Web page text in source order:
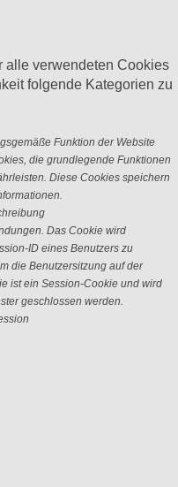
alle verwendeten Cookies
folgende Kategorien zu
Funktion der Website
die grundlegende Funktionen
Diese Cookies speichern
Das Cookie wird
ID eines Benutzers zu
die Benutzersitzung auf der
ist ein Session-Cookie und wird
geschlossen werden.